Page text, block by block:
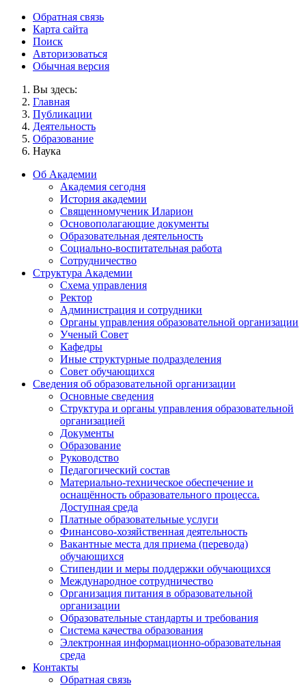
Обратная связь
Карта сайта
Поиск
Авторизоваться
Обычная версия
Вы здесь:
Главная
Публикации
Деятельность
Образование
Наука
Об Академии
Академия сегодня
История академии
Священномученик Иларион
Основополагающие документы
Образовательная деятельность
Социально-воспитательная работа
Сотрудничество
Структура Академии
Схема управления
Ректор
Администрация и сотрудники
Органы управления образовательной организации
Ученый Совет
Кафедры
Иные структурные подразделения
Совет обучающихся
Сведения об образовательной организации
Основные сведения
Структура и органы управления образовательной
организацией
Документы
Образование
Руководство
Педагогический состав
Материально-техническое обеспечение и
оснащённость образовательного процесса.
Доступная среда
Платные образовательные услуги
Финансово-хозяйственная деятельность
Вакантные места для приема (перевода)
обучающихся
Стипендии и меры поддержки обучающихся
Международное сотрудничество
Организация питания в образовательной
организации
Образовательные стандарты и требования
Система качества образования
Электронная информационно-образовательная
среда
Контакты
Обратная связь